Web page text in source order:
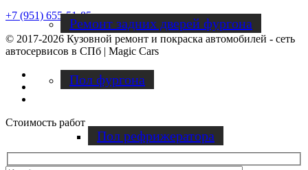
Ремонт задних дверей фургона
Пол фургона
Пол рефрижератора
+7 (951) 655-51-85
© 2017-2026 Кузовной ремонт и покраска автомобилей - сеть
автосервисов в СПб | Magic Cars
Instagram
Стоимость работ